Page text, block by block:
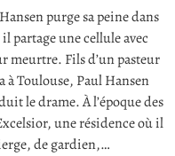
purge sa peine dans
partage une cellule avec
meurtre. Fils d’un pasteur
à Toulouse, Paul Hansen
le drame. À l’époque des
une résidence où il
de gardien,…